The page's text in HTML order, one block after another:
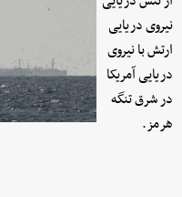
نیروی دریایی
ارتش با نیروی
دریایی آمریکا
در شرق تنگه
هرمز.